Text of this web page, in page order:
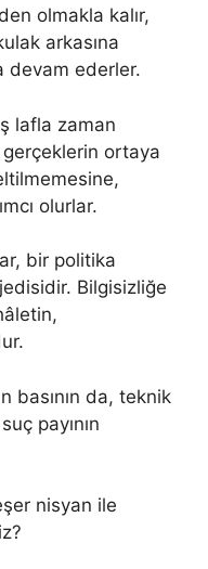
olmakla kalır,
arkasına
devam ederler.
lafla zaman
gerçeklerin ortaya
olurlar.
bir politika
Bilgisizliğe
basının da, teknik
payının
nisyan ile